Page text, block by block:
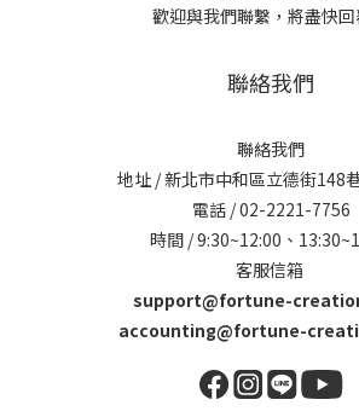
歡迎與我們聯繫，將盡快
聯絡我們
聯絡我們
地址 / 新北市中和區立德街148
電話 / 02-2221-7756
時間 / 9:30~12:00、
客服信箱
support@fortune-
accounting@fortune-